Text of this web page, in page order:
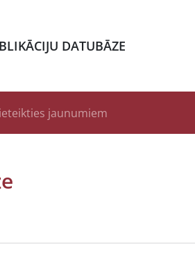
DATUBĀZE
jaunumiem